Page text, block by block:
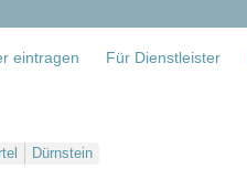
eintragen Für Dienstleister
Dürnstein